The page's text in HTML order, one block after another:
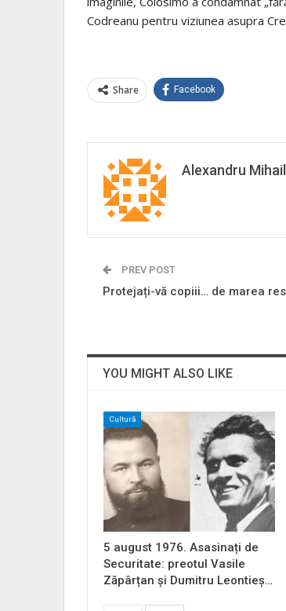
Codreanu pentru viziunea asupra
Share Facebook
Alexandru Mihail
PREV POST
Protejați-vă copiii… de marea
YOU MIGHT ALSO LIKE
Cultură
5 august 1976. Asasinați de
Securitate: preotul Vasile
Zăpârțan și Dumitru Leontieș…